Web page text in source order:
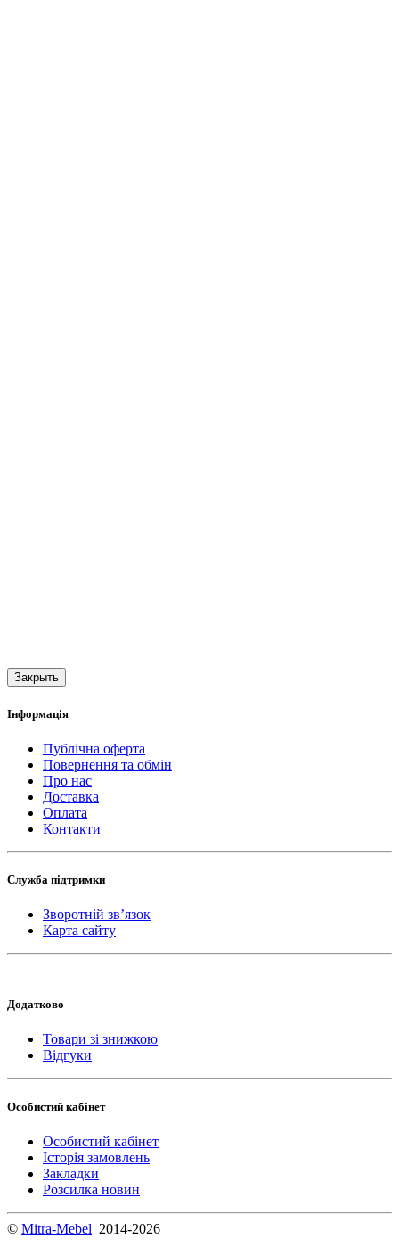
Закрыть
Інформація
Публічна оферта
Повернення та обмін
Про нас
Доставка
Оплата
Контакти
Служба підтримки
Зворотній зв’язок
Карта сайту
Додатково
Товари зі знижкою
Відгуки
Особистий кабінет
Особистий кабінет
Історія замовлень
Закладки
Розсилка новин
© Mitra-Mebel 2014-2026